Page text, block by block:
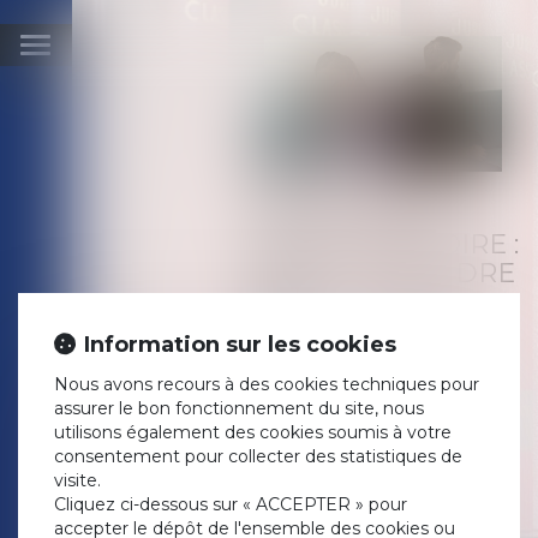
Ouvrir
COMPENSATOIRE :
FAUT-IL PRENDRE
EN
CONSIDÉRATION
LES NOUVEAUX
ENFANTS ?
Publié le : 04/08/2022
Droit de la famille, des
patrimoine /Divorce et
séparation
Information sur les cookies
Nous avons recours à des cookies techniques pour
assurer le bon fonctionnement du site, nous
utilisons également des cookies soumis à votre
consentement pour collecter des statistiques de
visite.
Cliquez ci-dessous sur « ACCEPTER » pour
accepter le dépôt de l'ensemble des cookies ou